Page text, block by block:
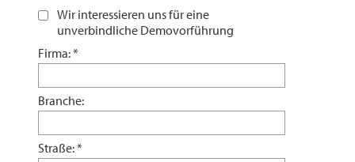
Wir interessieren uns für eine
unverbindliche Demovorführung
Firma:*
Branche:
Straße:*